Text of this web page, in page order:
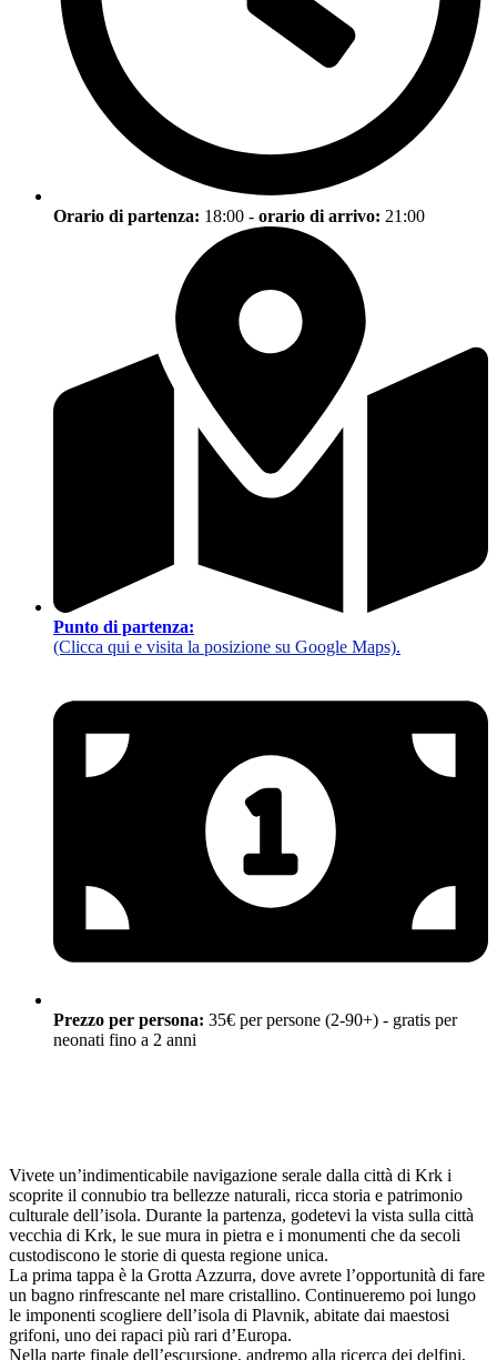
Orario di partenza: 18:00 - orario di arrivo: 21:00
Punto di partenza:
(Clicca qui e visita la posizione su Google Maps).
Prezzo per persona: 35€ per persone (2-90+) - gratis per
neonati fino a 2 anni
Vivete un’indimenticabile navigazione serale dalla città di Krk i
scoprite il connubio tra bellezze naturali, ricca storia e patrimonio
culturale dell’isola. Durante la partenza, godetevi la vista sulla città
vecchia di Krk, le sue mura in pietra e i monumenti che da secoli
custodiscono le storie di questa regione unica.
La prima tappa è la Grotta Azzurra, dove avrete l’opportunità di fare
un bagno rinfrescante nel mare cristallino. Continueremo poi lungo
le imponenti scogliere dell’isola di Plavnik, abitate dai maestosi
grifoni, uno dei rapaci più rari d’Europa.
Nella parte finale dell’escursione, andremo alla ricerca dei delfini,